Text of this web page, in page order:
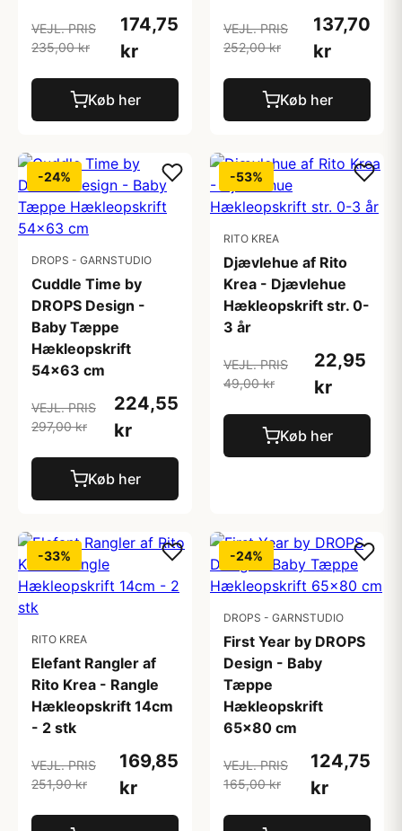
VEJL. PRIS
235,00 kr
174,75
kr
Køb her
VEJL. PRIS
252,00 kr
137,70
kr
Køb her
-24%
DROPS - GARNSTUDIO
Cuddle Time by
DROPS Design -
Baby Tæppe
Hækleopskrift
54x63 cm
VEJL. PRIS
297,00 kr
224,55
kr
Køb her
-53%
RITO KREA
Djævlehue af Rito
Krea - Djævlehue
Hækleopskrift str. 0-
3 år
VEJL. PRIS
49,00 kr
22,95
kr
Køb her
-33%
RITO KREA
Elefant Rangler af
Rito Krea - Rangle
Hækleopskrift 14cm
- 2 stk
VEJL. PRIS
251,90 kr
169,85
kr
-24%
DROPS - GARNSTUDIO
First Year by DROPS
Design - Baby
Tæppe
Hækleopskrift
65x80 cm
VEJL. PRIS
165,00 kr
124,75
kr